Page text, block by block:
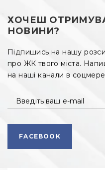
ХОЧЕШ
НОВИНИ?
Підпишись на нашу
про ЖК твого міста.
на наші канали в
Введіть ваш e-mail
FACEBOOK